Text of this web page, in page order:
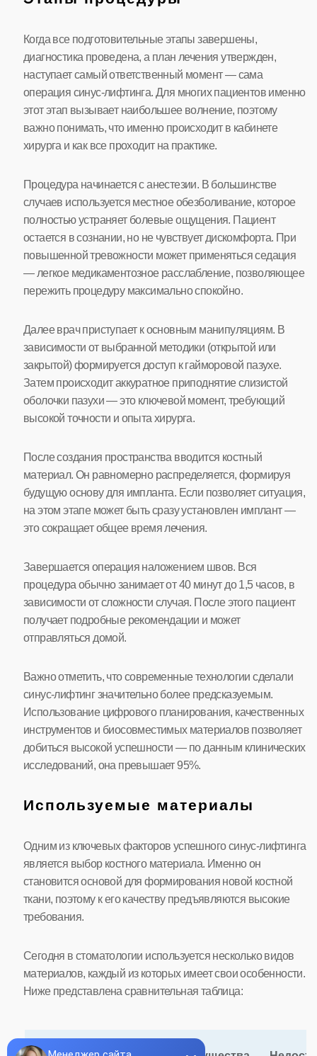
Когда все подготовительные этапы завершены,
диагностика проведена, а план лечения утвержден,
наступает самый ответственный момент — сама
операция синус-лифтинга. Для многих пациентов именно
этот этап вызывает наибольшее волнение, поэтому
важно понимать, что именно происходит в кабинете
хирурга и как все проходит на практике.
Процедура начинается с анестезии. В большинстве
случаев используется местное обезболивание, которое
полностью устраняет болевые ощущения. Пациент
остается в сознании, но не чувствует дискомфорта. При
повышенной тревожности может применяться седация
— легкое медикаментозное расслабление, позволяющее
пережить процедуру максимально спокойно.
Далее врач приступает к основным манипуляциям. В
зависимости от выбранной методики (открытой или
закрытой) формируется доступ к гайморовой пазухе.
Затем происходит аккуратное приподнятие слизистой
оболочки пазухи — это ключевой момент, требующий
высокой точности и опыта хирурга.
После создания пространства вводится костный
материал. Он равномерно распределяется, формируя
будущую основу для импланта. Если позволяет ситуация,
на этом этапе может быть сразу установлен имплант —
это сокращает общее время лечения.
Завершается операция наложением швов. Вся
процедура обычно занимает от 40 минут до 1,5 часов, в
зависимости от сложности случая. После этого пациент
получает подробные рекомендации и может
отправляться домой.
Важно отметить, что современные технологии сделали
синус-лифтинг значительно более предсказуемым.
Использование цифрового планирования, качественных
инструментов и биосовместимых материалов позволяет
добиться высокой успешности — по данным клинических
исследований, она превышает 95%.
Используемые материалы
Одним из ключевых факторов успешного синус-лифтинга
является выбор костного материала. Именно он
становится основой для формирования новой костной
ткани, поэтому к его качеству предъявляются высокие
требования.
Сегодня в стоматологии используется несколько видов
материалов, каждый из которых имеет свои особенности.
Ниже представлена сравнительная таблица: